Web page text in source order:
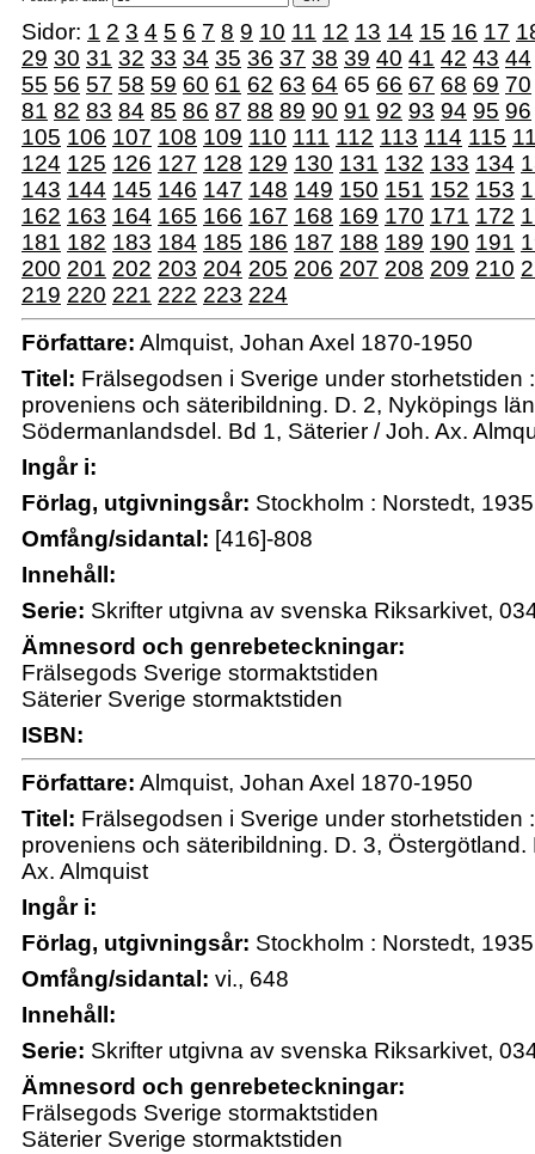
Sidor: 1 2 3 4 5 6 7 8 9 10 11 12 13 14 15 16 17
29 30 31 32 33 34 35 36 37 38 39 40 41 42 43 44
55 56 57 58 59 60 61 62 63 64 65 66 67 68 69 70
81 82 83 84 85 86 87 88 89 90 91 92 93 94 95 96
105 106 107 108 109 110 111 112 113 114 115
124 125 126 127 128 129 130 131 132 133 134
143 144 145 146 147 148 149 150 151 152 153
162 163 164 165 166 167 168 169 170 171 172
181 182 183 184 185 186 187 188 189 190 191
200 201 202 203 204 205 206 207 208 209 210
219 220 221 222 223 224
Författare: Almquist, Johan Axel 1870-1950
Titel: Frälsegodsen i Sverige under storhetstiden
proveniens och säteribildning. D. 2, Nyköpings
Södermanlandsdel. Bd 1, Säterier / Joh. Ax.
Ingår i:
Förlag, utgivningsår: Stockholm : Norstedt, 1935
Omfång/sidantal: [416]-808
Innehåll:
Serie: Skrifter utgivna av svenska Riksarkivet,
Ämnesord och genrebeteckningar:
Frälsegods Sverige stormaktstiden
Säterier Sverige stormaktstiden
ISBN:
Författare: Almquist, Johan Axel 1870-1950
Titel: Frälsegodsen i Sverige under storhetstiden
proveniens och säteribildning. D. 3,
Ax. Almquist
Ingår i:
Förlag, utgivningsår: Stockholm : Norstedt, 1935
Omfång/sidantal: vi., 648
Innehåll:
Serie: Skrifter utgivna av svenska Riksarkivet,
Ämnesord och genrebeteckningar:
Frälsegods Sverige stormaktstiden
Säterier Sverige stormaktstiden